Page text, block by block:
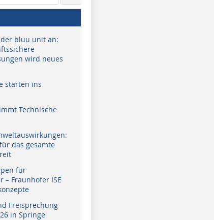
bluu unit an:
wird neues
starten ins
Technische
das gesamte
für
– Fraunhofer ISE
Freisprechung
in Springe